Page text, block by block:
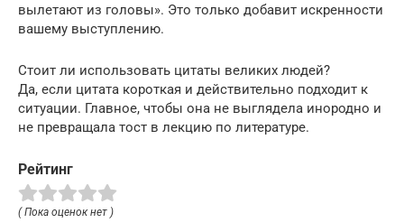
вылетают из головы». Это только добавит искренности
вашему выступлению.
Стоит ли использовать цитаты великих людей?
Да, если цитата короткая и действительно подходит к
ситуации. Главное, чтобы она не выглядела инородно и
не превращала тост в лекцию по литературе.
Рейтинг
( Пока оценок нет )